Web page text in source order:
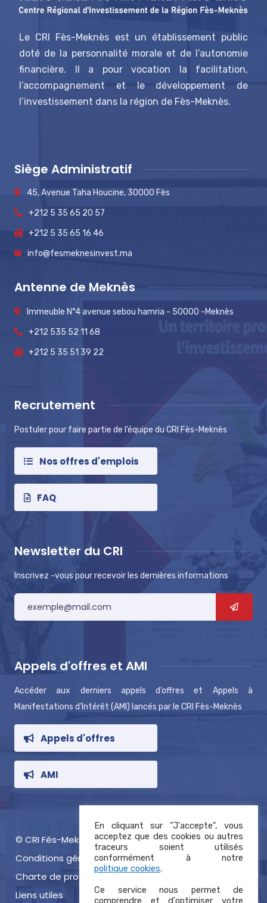
Le CRI Fès-Meknès est un établissement public
doté de la personnalité morale et de l’autonomie
financière. Il a pour vocation la facilitation,
l’accompagnement et le développement de
l’investissement dans la région de Fès-Meknès.
Siège Administratif
45, Avenue Taha Houcine, 30000 Fès
+212 5 35 65 20 57
+212 5 35 65 16 46
info@fesmeknesinvest.ma
Antenne de Meknès
Immeuble N°4 avenue sebou hamria - 50000 -Meknès
+212 535 52 11 68
+212 5 35 51 39 22
Recrutement
Postuler pour faire partie de l’équipe du CRI Fès-Meknès
Nos offres d'emplois
FAQ
Newsletter du CRI
Inscrivez -vous pour recevoir les dernières informations
Appels d'offres et AMI
Accéder aux derniers appels d’offres et Appels à
Manifestations d’Intérêt (AMI) lancés par le CRI Fès-Meknès
Appels d'offres
AMI
© CRI Fès-Meknès 2021, tous droits réservés
Conditions générales d’utilisation
Charte de protection des données
Liens utiles
En cliquant sur "J'accepte", vous
acceptez que des cookies ou autres
traceurs soient utilisés
conformément à notre
politique cookies.
Ce service nous permet de
comprendre et d'optimiser votre